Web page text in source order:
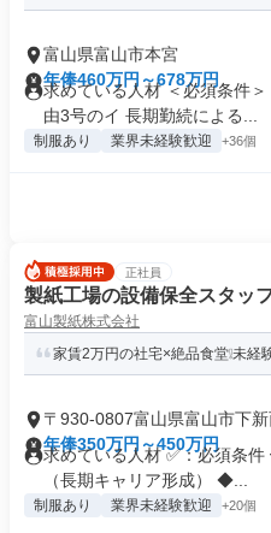
富山県富山市本宮
年俸460万円～678万円
求めている人材 ＜必須条件
由3号のイ 長期勤続による...
制服あり 業界未経験歓迎 +36個
正社員
製紙工場の設備保全スタッ
富山製紙株式会社
家賃2万円の社宅×絶品食堂❕未経
〒930-0807富山県富山市下
年俸350万円～450万円
求めている人材 ✅：必須
（長期キャリア形成） ◆...
制服あり 業界未経験歓迎 +20個